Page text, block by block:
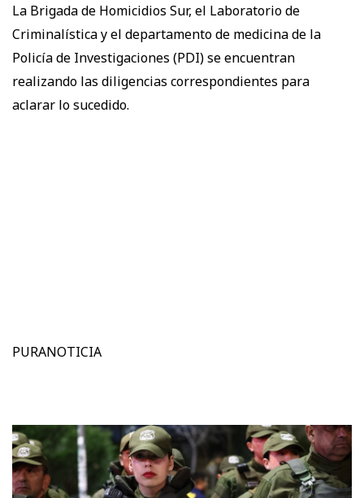
La Brigada de Homicidios Sur, el Laboratorio de
Criminalística y el departamento de medicina de la
Policía de Investigaciones (PDI) se encuentran
realizando las diligencias correspondientes para
aclarar lo sucedido.
PURANOTICIA